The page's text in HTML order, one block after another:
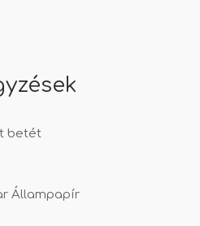
betét
Állampapír